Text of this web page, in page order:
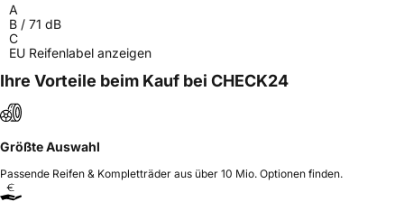
A
B / 71 dB
C
EU Reifenlabel anzeigen
Ihre Vorteile beim Kauf bei CHECK24
Größte Auswahl
Passende Reifen & Kompletträder aus über 10 Mio. Optionen finden.